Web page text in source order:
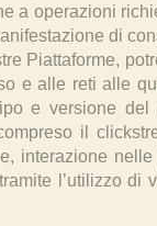
a operazioni
di
Piattaforme,
e alle reti alle
e versione
il
interazione
l’utilizzo